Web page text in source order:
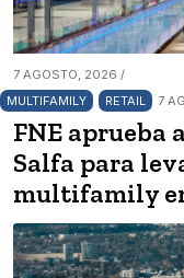
7 AGOSTO, 2026 /
MULTIFAMILY
RETAIL 7
FNE aprueba
Salfa para
multifamily